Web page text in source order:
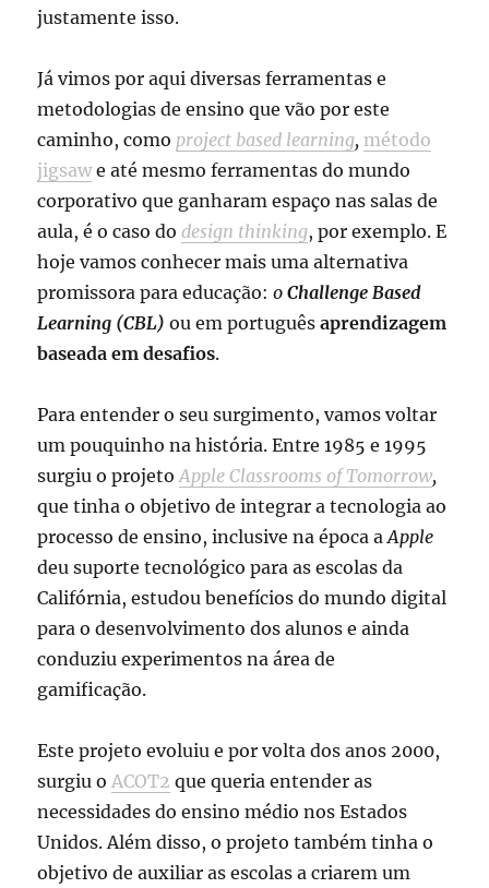
justamente isso.
Já vimos por aqui diversas ferramentas e
metodologias de ensino que vão por este
caminho, como project based learning, método
jigsawe até mesmo ferramentas do mundo
corporativo que ganharam espaço nas salas de
aula, é o caso dodesign thinking, por exemplo. E
hoje vamos conhecer mais uma alternativa
promissora para educação:oChallenge Based
Learning (CBL) ou em portuguêsaprendizagem
baseada em desafios.
Para entender o seu surgimento, vamos voltar
um pouquinho na história. Entre 1985 e 1995
surgiu o projetoApple Classrooms of Tomorrow,
que tinha o objetivo de integrar a tecnologia ao
processo de ensino, inclusive na época aApple
deu suporte tecnológico para as escolas da
Califórnia, estudou benefícios do mundo digital
para o desenvolvimento dos alunos e ainda
conduziu experimentos na área de
gamificação.
Este projeto evoluiu e por volta dos anos 2000,
surgiu oACOT2 que queria entender as
necessidades do ensino médio nos Estados
Unidos. Além disso, o projeto também tinha o
objetivo de auxiliar as escolas a criarem um